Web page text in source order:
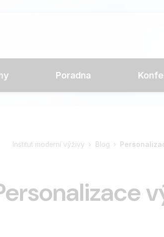
Poradna
Institut moderní výživy Blog